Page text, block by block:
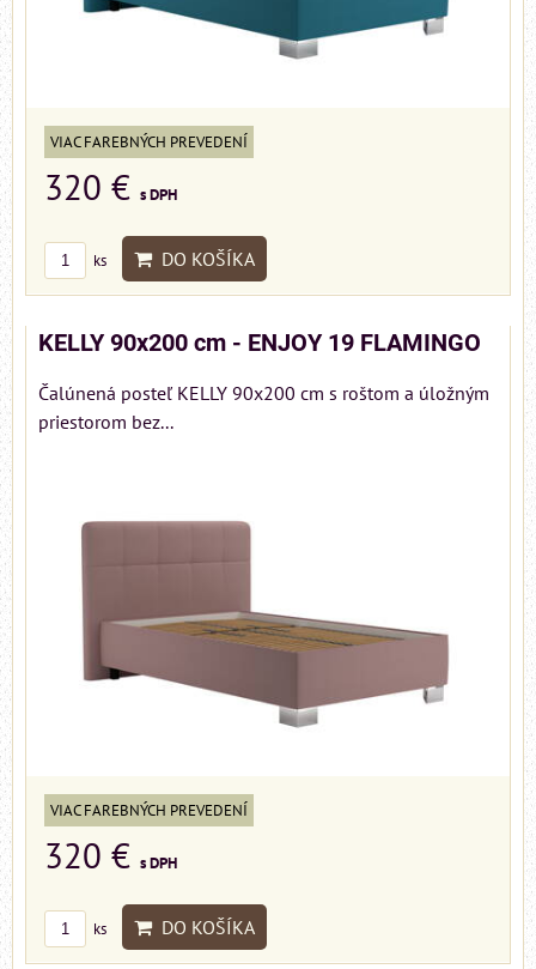
VIAC FAREBNÝCH PREVEDENÍ
320 € s DPH
ks DO KOŠÍKA
KELLY 90x200 cm - ENJOY 19 FLAMINGO
Čalúnená posteľ KELLY 90x200 cm s roštom a úložným
priestorom bez...
VIAC FAREBNÝCH PREVEDENÍ
320 € s DPH
ks DO KOŠÍKA